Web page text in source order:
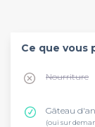
Ce que vous
Nourriture
Gâteau
(oui sur